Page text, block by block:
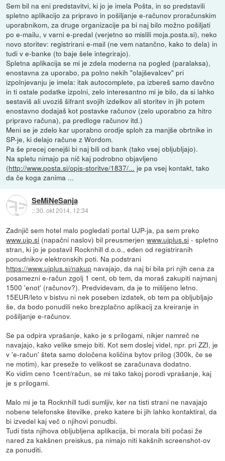
Sem bil na eni predstavitvi, ki jo je imela Pošta, in so predstavili
spletno aplikacijo za pripravo in pošiljanje e-računov proračunskim
uporabnikom, za druge organizacije pa bi naj bilo možno pošiljati
po e-mailu, v varni e-predal (verjetno so mislili moja.posta.si), neko
novo storitev: registrirani e-mail (ne vem natančno, kako to dela) in
tudi v e-banke (to baje šele integrirajo).
Spletna aplikacija se mi je zdela moderna na pogled (paralaksa),
enostavna za uporabo, pa polno nekih "olajševalcev" pri
izpolnjevanju je imela: itak autocomplete, pa izbereš samo davčno
in ti ostale podatke izpolni, zelo interesantno mi je bilo, da si lahko
sestaviš ali uvoziš šifrant svojih izdelkov ali storitev in jih potem
enostavno dodajaš kot postavke računov (zelo uporabno za hitro
pripravo računa), pa predloge računov itd.)
Meni se je zdelo kar uporabno orodje sploh za manjše obrtnike in
SP-je, ki delajo račune z Wordom.
Pa še precej cenejši bi naj bili od bank (tako vsej obljubljajo).
Na spletu nimajo pa nič kaj podrobno objavljeno
(http://www.posta.si/opis-storitve/1837/... je pa vsej kontakt, tako
da če koga zanima ...
SeMiNeSanja
::30. okt 2014, 12:34
Zadnjič sem hotel malo pogledati portal UJP-ja, pa sem preko
www.ujp.si (napačni naslov) bil preusmerjenwww.ujplus.si - spletno
stran, ki jo je postavil Rocknhill d.o.o., eden od registriranih
ponudnikov elektronskih poti. Na podstrani
https://www.ujplus.si/nakup navajajo, da naj bi bila pri njih cena za
posamezni e-račun zgolj 1 cent, ob tem, da moraš zakupiti najmanj
1500 'enot' (računov?). Predvidevam, da je to mišljeno letno.
15EUR/leto v bistvu ni nek poseben izdatek, ob tem pa obljubljajo
še, da bodo ponudili neko brezplačno aplikacij za kreiranje in
pošiljanje e-računov.
Se pa odpira vprašanje, kako je s prilogami, nikjer namreč ne
navajajo, kako velike smejo biti. Kot sem doslej videl, npr. pri ZZI, je
v 'e-račun' šteta samo določena količina bytov prilog (300k, če se
ne motim), kar preseže to velikost se zaračunava dodatno.
Ko vidim ceno 1cent/račun, se mi tako takoj porodi vprašanje, kaj
je s prilogami.
Malo mi je ta Rocknhill tudi sumljiv, ker na tisti strani ne navajajo
nobene telefonske številke, preko katere bi jih lahko kontaktiral, da
bi izvedel kaj več o njihovi ponudbi.
Tudi tista njihova obljubljena aplikacija, bi morala biti počasi že
nared za kakšnen preiskus, pa nimajo niti kakšnih screenshot-ov
za ponuditi.